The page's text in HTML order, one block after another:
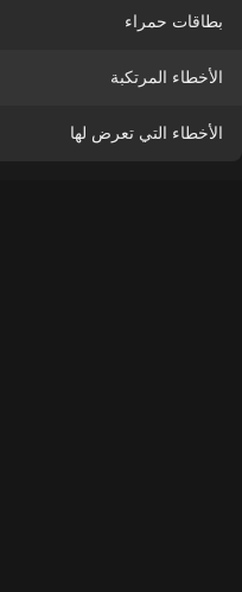
بطاقات حمراء
الأخطاء المرتكبة
الأخطاء التي تعرض لها